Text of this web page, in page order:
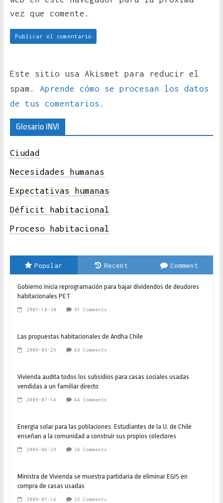
vez que comente.
Este sitio usa Akismet para reducir el
spam. Aprende cómo se procesan los datos
de tus comentarios.
Glosario INVI
Ciudad
Necesidades humanas
Expectativas humanas
Déficit habitacional
Proceso habitacional
Popular Recent Comment
Gobierno inicia reprogramación para bajar dividendos de deudores
habitacionales PET
2007-10-30 91 Comments
Las propuestas habitacionales de Andha Chile
2009-06-26 48 Comments
Vivienda audita todos los subsidios para casas sociales usadas
vendidas a un familiar directo
2009-07-14 44 Comments
Energía solar para las poblaciones. Estudiantes de la U. de Chile
enseñan a la comunidad a construir sus propios colectores
2009-04-29 24 Comments
Ministra de Vivienda se muestra partidaria de eliminar EGIS en
compra de casas usadas
2009-07-14 22 Comments